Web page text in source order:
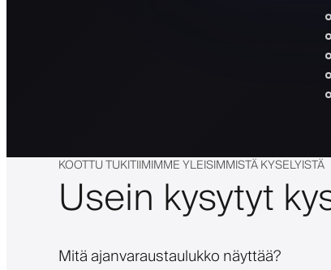
KOOTTU TUKITIIMIMME YLEISIMMISTÄ KYSELYISTÄ
Usein kysytyt
Mitä ajanvaraustaulukko näyttää?